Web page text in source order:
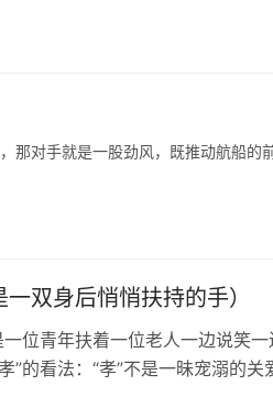
那对手就是一股劲风，既推动航船的
双身后悄悄扶持的手）
位青年扶着一位老人一边说笑一
的看法：“孝”不是一昧宠溺的关